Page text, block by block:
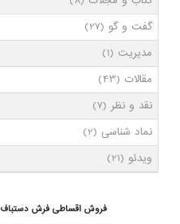
گفت و گو (27)
مدیریت (1)
مقالات (43)
نقد و نظر (7)
نماد شناسی (2)
ویدئو (21)
فروش اقساطی فرش دستباف